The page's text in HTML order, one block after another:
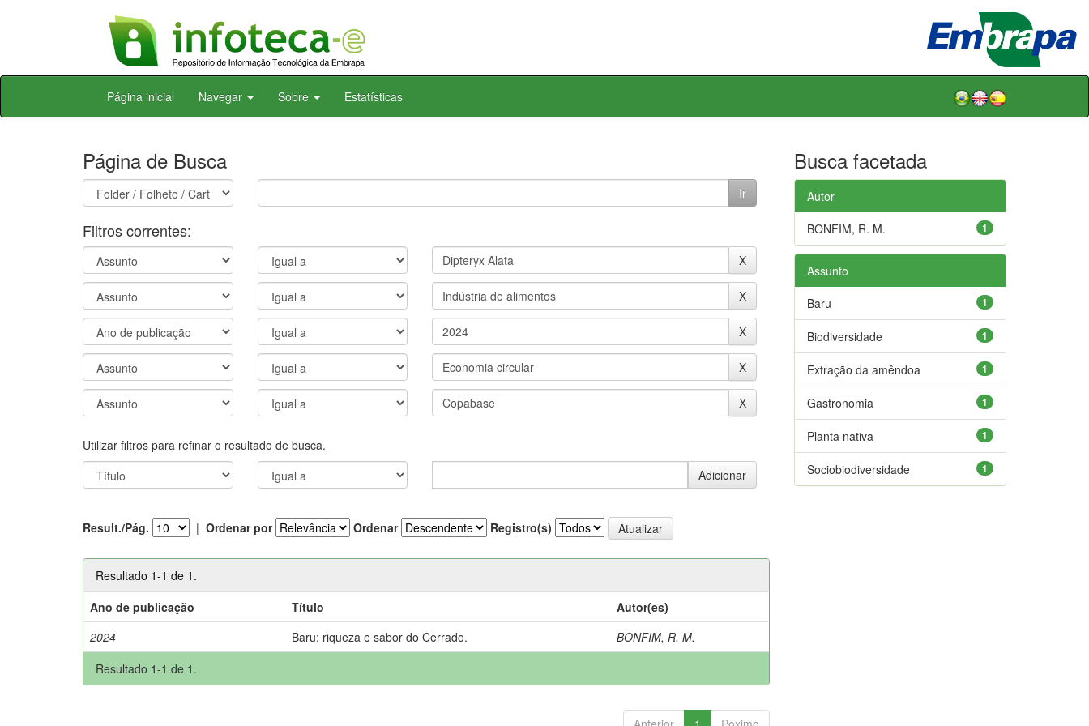
Skip
Página inicial Navegar Sobre Estatísticas
Página de Busca
Filtros correntes:
Utilizar filtros para refinar o resultado de busca.
Result./Pág. | Ordenar por Ordenar Registro(s)
Resultado 1-1 de 1.
Ano de publicação
Título
Autor(es)
2024
Baru: riqueza e sabor do Cerrado.
BONFIM, R. M.
Resultado 1-1 de 1.
Busca facetada
Autor
1
BONFIM, R. M.
Assunto
1
Baru
1
Biodiversidade
1
Extração da amêndoa
1
Gastronomia
1
Planta nativa
1
Sociobiodiversidade